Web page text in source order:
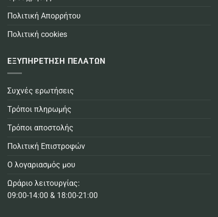
Πολιτική Απορρήτου
Πολιτική cookies
ΕΞΥΠΗΡΕΤΗΣΗ ΠΕΛΑΤΩΝ
Συχνές ερωτήσεις
Τρόποι πληρωμής
Τρόποι αποστολής
Πολιτική Επιστροφών
Ο λογαριασμός μου
Ωράριο λειτουργίας:
09:00-14:00 & 18:00-21:00